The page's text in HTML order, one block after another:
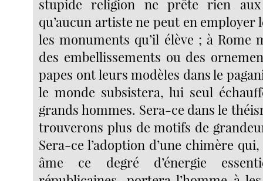
stupide religion ne prête rien aux
qu’aucun artiste ne peut en employer
les monuments qu’il élève ; à Rome
des embellissements ou des
papes ont leurs modèles dans le
le monde subsistera, lui seul
grands hommes. Sera-ce dans le
trouverons plus de motifs de
Sera-ce l’adoption d’une chimère
âme ce degré d’énergie